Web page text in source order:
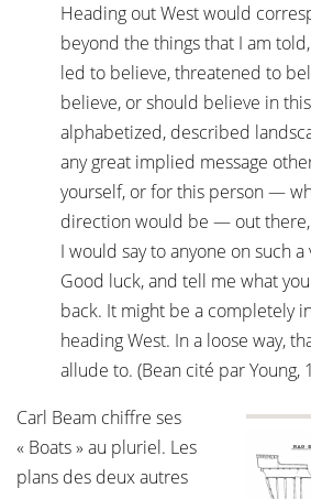
Heading out West would
beyond the things that I am
led to believe, threatened to
believe, or should believe in
alphabetized, described
any great implied message
yourself, or for this person —
direction would be — out
I would say to anyone on such
Good luck, and tell me what
back. It might be a completely
heading West. In a loose way,
allude to. (Bean cité par Young,
Carl Beam chiffre ses
« Boats » au pluriel. Les
plans des deux autres